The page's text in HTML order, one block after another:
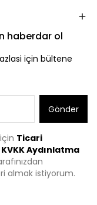
haberdar ol
için bültene
Gönder
Ticari
KVKK Aydınlatma
almak istiyorum.